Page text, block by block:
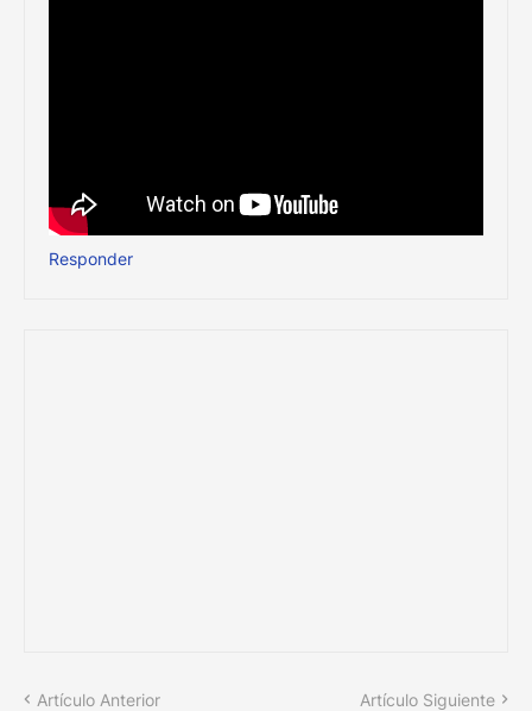
Responder
Artículo Anterior Artículo Siguiente